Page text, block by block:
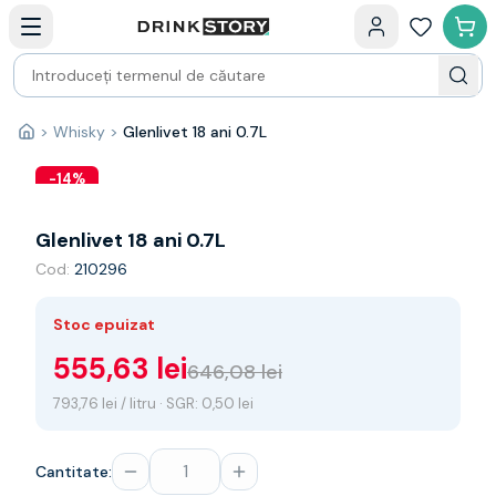
Bauturi fine — selectie
Produse Noi
Cosuri cadou
Pachete & Cadouri
Vin
Tamaioasa
Franta
Spania
Australia
Germania
Noua Zeelanda
Prosecco
Acasă
> Whisky > Glenlivet 18 ani 0.7L
-14%
Glenlivet 18 ani 0.7L
Cod: 210296
Stoc epuizat
555,63 lei646,08 lei
793,76 lei / litru · SGR: 0,50 lei
Cantitate: